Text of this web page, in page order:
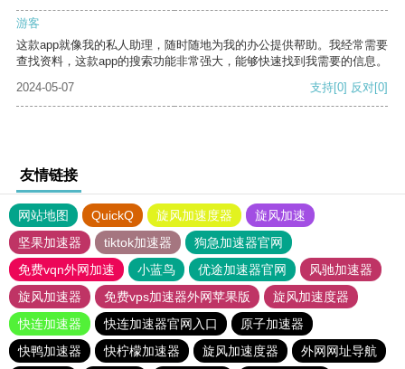
游客
这款app就像我的私人助理，随时随地为我的办公提供帮助。我经常需要
查找资料，这款app的搜索功能非常强大，能够快速找到我需要的信息。
2024-05-07
支持[0] 反对[0]
友情链接
网站地图 QuickQ 旋风加速度器
旋风加速
坚果加速器
tiktok加速器
狗急加速器官网
免费vqn外网加速
小蓝鸟 优途加速器官网
风驰加速器
旋风加速器
免费vps加速器外网苹果版
旋风加速度器
快连加速器
快连加速器官网入口
原子加速器
快鸭加速器
快柠檬加速器 旋风加速度器 外网网址导航